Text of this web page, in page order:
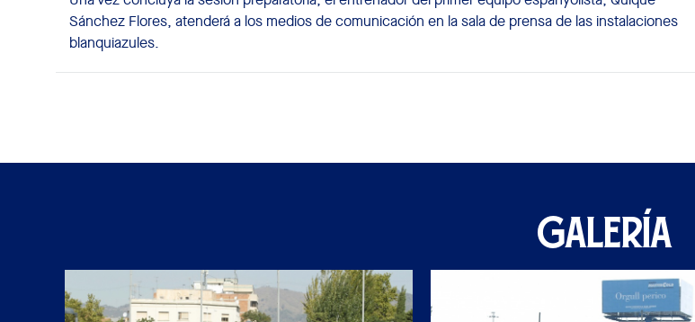
Sánchez Flores, atenderá a los medios de comunicación en la sala de prensa de las instalaciones
blanquiazules.
GALERÍA